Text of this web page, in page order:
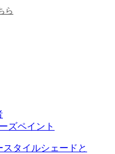
ら
ズペイント
スタイルシェードと